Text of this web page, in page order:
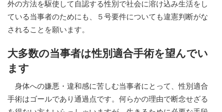
外の方法を駆使して自認する性別で社会に溶け込み生活をし
ている当事者のためにも、５号要件についても違憲判断がな
されることを願います。
大多数の当事者は性別適合手術を望んでい
ます
身体への嫌悪・違和感に苦しむ当事者にとって、性別適合
手術はゴールであり通過点です。何らかの理由で断念せざる